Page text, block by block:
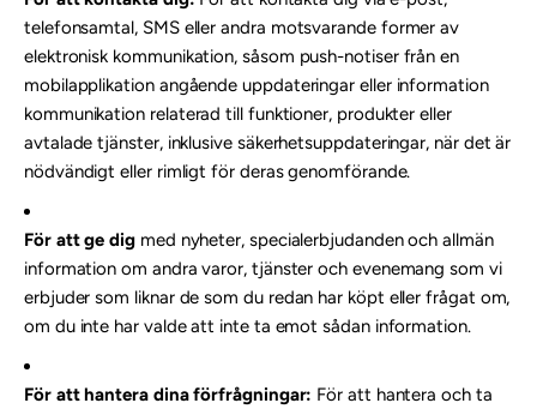
telefonsamtal, SMS eller andra motsvarande former av
elektronisk kommunikation, såsom push-notiser från en
mobilapplikation angående uppdateringar eller information
kommunikation relaterad till funktioner, produkter eller
avtalade tjänster, inklusive säkerhetsuppdateringar, när det är
nödvändigt eller rimligt för deras genomförande.
För att ge digmed nyheter, specialerbjudanden och allmän
information om andra varor, tjänster och evenemang som vi
erbjuder som liknar de som du redan har köpt eller frågat om,
om du inte har valde att inte ta emot sådan information.
För att hantera dina förfrågningar: För att hantera och ta